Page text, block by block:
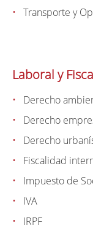
Transporte y
Laboral y
Derecho
Derecho
Derecho
Fiscalidad
Impuesto de
IVA
IRPF